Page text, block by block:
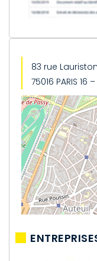
83 rue Lauriston
75016 PARIS 16